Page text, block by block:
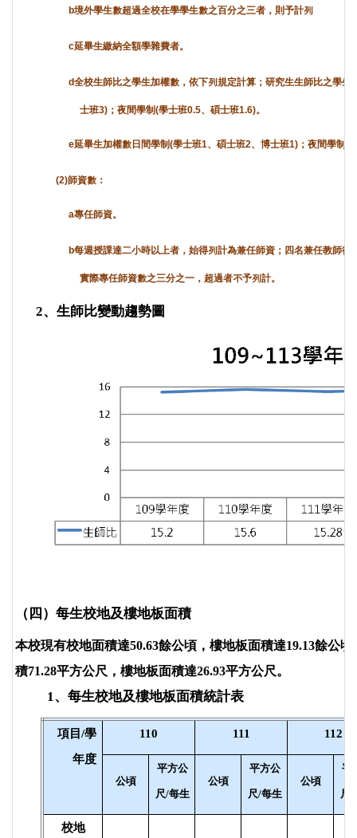
b境外學生數超過全校在學學生數之百分之三者，則予計列
c延畢生繳納全額學雜費者。
d全校生師比之學生加權數，依下列規定計算；研究生生師比之學
士班3)；夜間學制(學士班0.5、碩士班1.6)。
e延畢生加權數日間學制(學士班1、碩士班2、博士班1)；夜間學制(
(2)師資數：
a專任師資。
b每週授課達二小時以上者，始得列計為兼任師資；四名兼任教師
實際專任師資數之三分之一，超過者不予列計。
2、生師比變動趨勢圖
（四）每生校地及樓地板面積
本校現有校地面積達50.63餘公頃，樓地板面積達19.13餘公
積71.28平方公尺，樓地板面積達26.93平方公尺。
1、每生校地及樓地板面積統計表
項目/學
年度
110 111 112
公頃
平方公
尺/每生
公頃
平方公
尺/每生
公頃
平
尺
校地